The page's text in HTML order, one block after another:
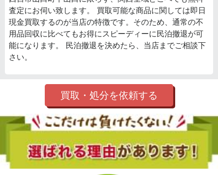
査定にお伺い致します。 買取可能な商品に関しては即日
現金買取するのが当店の特徴です。そのため、通常の不
用品回収に比べてもお得にスピーディーに民泊撤退が可
能になります。 民泊撤退を決めたら、当店までご相談下
さい。
買取・処分を依頼する